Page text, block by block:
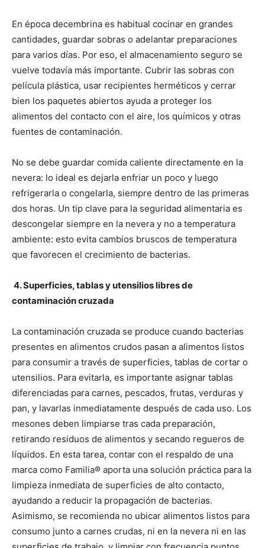
En época decembrina es habitual cocinar en grandes
cantidades, guardar sobras o adelantar preparaciones
para varios días. Por eso, el almacenamiento seguro se
vuelve todavía más importante. Cubrir las sobras con
película plástica, usar recipientes herméticos y cerrar
bien los paquetes abiertos ayuda a proteger los
alimentos del contacto con el aire, los químicos y otras
fuentes de contaminación.
No se debe guardar comida caliente directamente en la
nevera: lo ideal es dejarla enfriar un poco y luego
refrigerarla o congelarla, siempre dentro de las primeras
dos horas. Un tip clave para la seguridad alimentaria es
descongelar siempre en la nevera y no a temperatura
ambiente: esto evita cambios bruscos de temperatura
que favorecen el crecimiento de bacterias.
4. Superficies, tablas y utensilios libres de
contaminación cruzada
La contaminación cruzada se produce cuando bacterias
presentes en alimentos crudos pasan a alimentos listos
para consumir a través de superficies, tablas de cortar o
utensilios. Para evitarla, es importante asignar tablas
diferenciadas para carnes, pescados, frutas, verduras y
pan, y lavarlas inmediatamente después de cada uso. Los
mesones deben limpiarse tras cada preparación,
retirando residuos de alimentos y secando regueros de
líquidos. En esta tarea, contar con el respaldo de una
marca como Familia® aporta una solución práctica para la
limpieza inmediata de superficies de alto contacto,
ayudando a reducir la propagación de bacterias.
Asimismo, se recomienda no ubicar alimentos listos para
consumo junto a carnes crudas, ni en la nevera ni en las